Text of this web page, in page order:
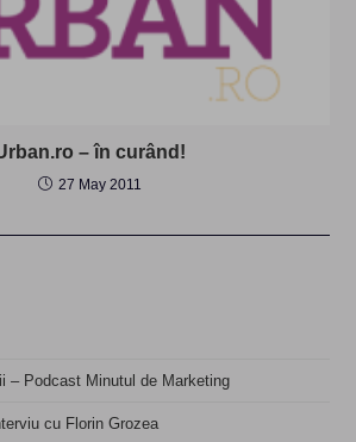
– în curând!
27 May 2011
– Podcast Minutul de Marketing
cu Florin Grozea